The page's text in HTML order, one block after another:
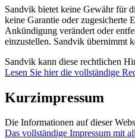
Sandvik bietet keine Gewähr für
keine Garantie oder zugesicherte
Ankündigung verändert oder
einzustellen. Sandvik übernimmt
Sandvik kann diese rechtlichen
Lesen Sie hier die vollständige
Kurzimpressum
Die Informationen auf dieser
Das vollständige Impressum mit